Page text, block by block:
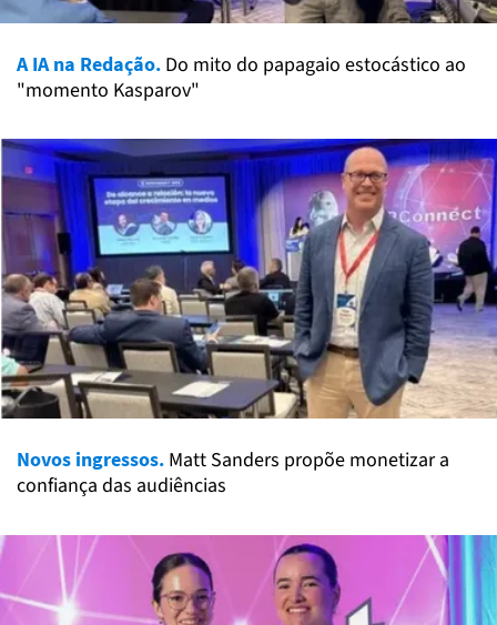
A IA na Redação. Do mito do papagaio estocástico ao
"momento Kasparov"
Novos ingressos. Matt Sanders propõe monetizar a
confiança das audiências